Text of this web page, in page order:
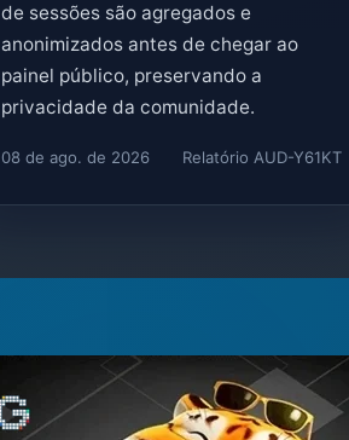
de sessões são agregados e
anonimizados antes de chegar ao
painel público, preservando a
privacidade da comunidade.
08 de ago. de 2026 Relatório AUD-Y61KT